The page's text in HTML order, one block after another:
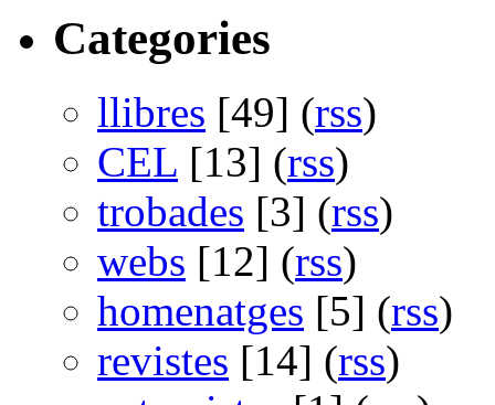
Categories
llibres [49] (rss)
CEL [13] (rss)
trobades [3] (rss)
webs [12] (rss)
homenatges [5] (rss)
revistes [14] (rss)